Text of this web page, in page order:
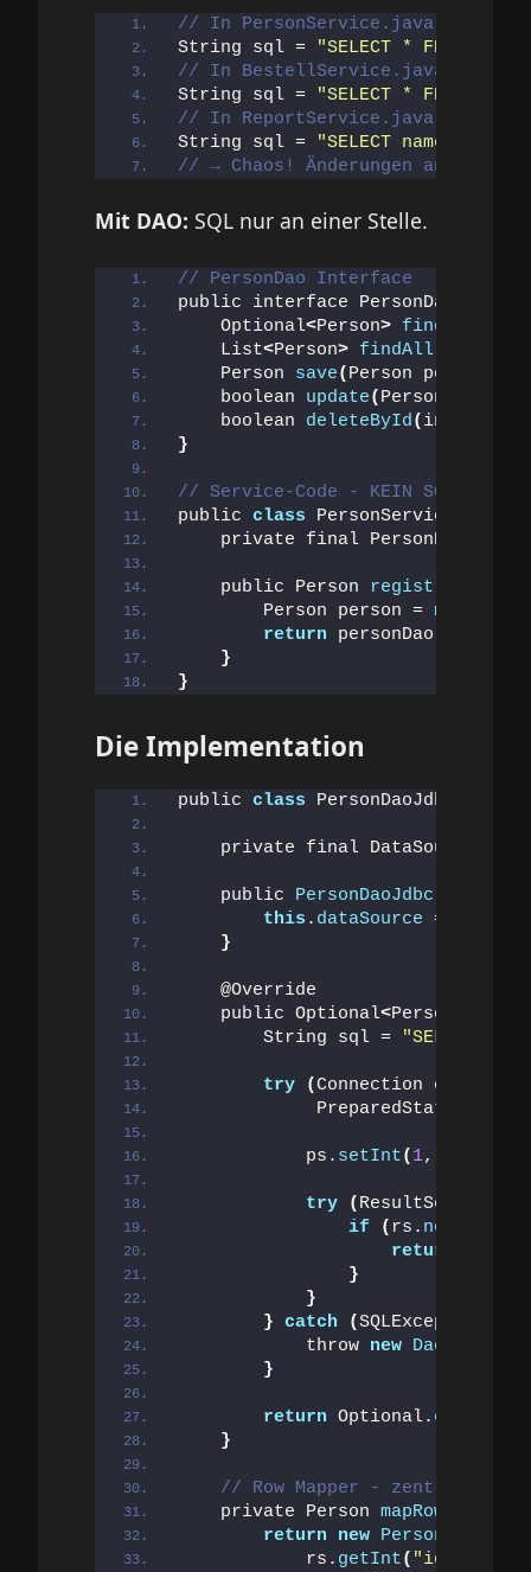
// In PersonService.java
String sql =
"SELECT * FROM
// In BestellService.java
String sql =
"SELECT * FROM
// In ReportService.java
String sql =
"SELECT name FROM
// → Chaos! Änderungen an der
Mit DAO: SQL nur an einer Stelle.
// PersonDao Interface
public interface PersonDao
    Optional
<Person> findById
    List
<Person> findAll
    Person
save( Person person
    boolean
update( Person person
    boolean
deleteById( int id
}
// Service-Code - KEIN SQL!
public class PersonService
private final PersonDao
    public Person
registrieren
        Person person =
new
return personDao.
}
}
Die Implementation
public class PersonDaoJdbc
private final DataSource
    public
PersonDaoJdbc
this . dataSource =
}
    @Override
    public Optional
<Person
        String sql =
"SELECT id,
try (Connection conn =
PreparedStatement
            ps.
setInt( 1, id
try ( ResultSet rs =
if
( rs. next
return
}
}
}
catch (SQLException e
            throw
new
}
return Optional. empty
}
// Row Mapper -
    private Person
mapRow
return
new Person
            rs.
getInt( "id"